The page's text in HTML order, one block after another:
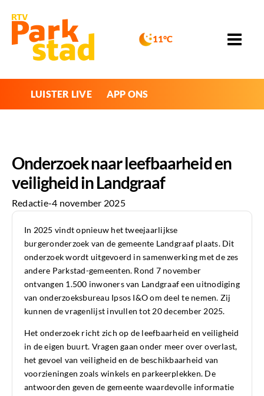
11°C
LUISTER LIVE APP ONS
Onderzoek naar leefbaarheid en
veiligheid in Landgraaf
Redactie-4 november 2025
In 2025 vindt opnieuw het tweejaarlijkse
burgeronderzoek van de gemeente Landgraaf plaats. Dit
onderzoek wordt uitgevoerd in samenwerking met de zes
andere Parkstad-gemeenten. Rond 7 november
ontvangen 1.500 inwoners van Landgraaf een uitnodiging
van onderzoeksbureau Ipsos I&O om deel te nemen. Zij
kunnen de vragenlijst invullen tot 20 december 2025.
Het onderzoek richt zich op de leefbaarheid en veiligheid
in de eigen buurt. Vragen gaan onder meer over overlast,
het gevoel van veiligheid en de beschikbaarheid van
voorzieningen zoals winkels en parkeerplekken. De
antwoorden geven de gemeente waardevolle informatie